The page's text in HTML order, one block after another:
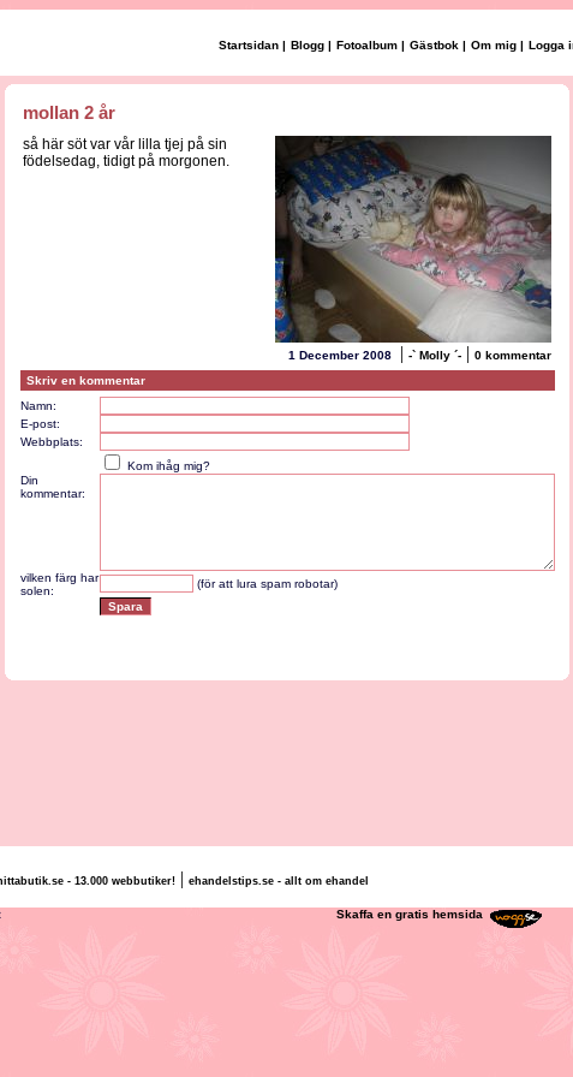
Startsidan | Blogg | Fotoalbum | Gästbok | Om mig | Logga
mollan 2 år
så här söt var vår lilla tjej på sin
födelsedag, tidigt på morgonen.
1 December 2008 | -` Molly ´- | 0 kommentar
Skriv en kommentar
Namn:
E-post:
Webbplats:
Kom ihåg mig?
Din
kommentar:
vilken färg har
solen:
(för att lura spam robotar)
- 13.000 webbutiker!| ehandelstips.se - allt om ehandel
Molly Schyllert Skaffa en gratis hemsida